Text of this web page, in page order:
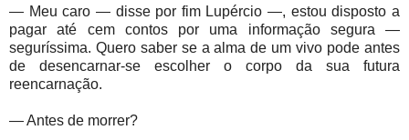
— Meu caro — disse por fim Lupércio —, estou disposto a
pagar até cem contos por uma informação segura —
seguríssima. Quero saber se a alma de um vivo pode antes
de desencarnar-se escolher o corpo da sua futura
reencarnação.
— Antes de morrer?